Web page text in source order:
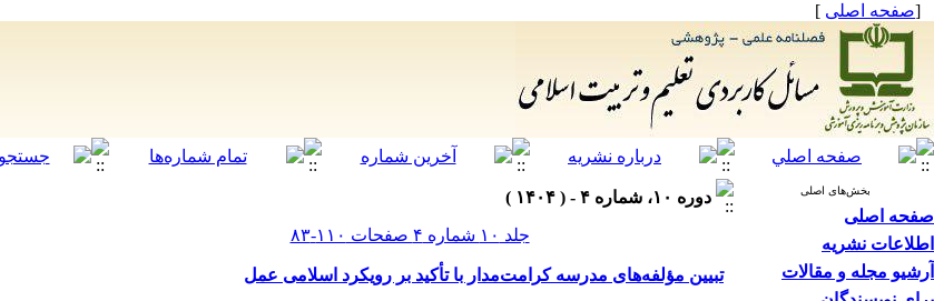
[صفحه اصلی ]
بخش‌های اصلی
صفحه اصلی
اطلاعات نشریه
آرشیو مجله و مقالات
دوره ۱۰، شماره ۴ - ( ۱۴۰۴ )
جلد ۱۰ شماره ۴ صفحات ۱۱۰-۸۳
تبیین مؤلفه‌های مدرسه کرامت‌مدار با تأکید بر رویکرد اسلامی عمل